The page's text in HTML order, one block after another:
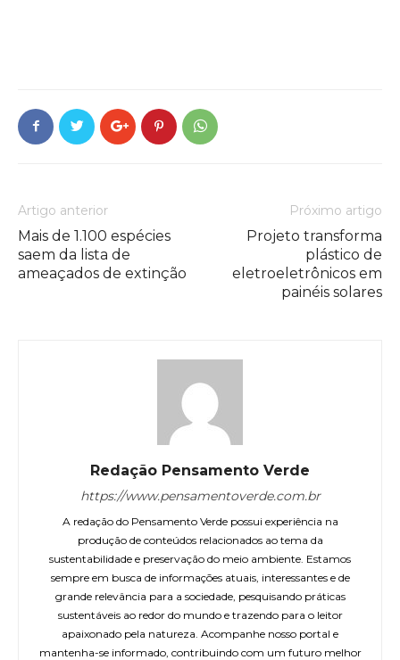
Artigo anterior
Mais de 1.100 espécies
saem da lista de
ameaçados de extinção
Próximo artigo
Projeto transforma
plástico de
eletroeletrônicos em
painéis solares
Redação Pensamento Verde
https://www.pensamentoverde.com.br
A redação do Pensamento Verde possui experiência na
produção de conteúdos relacionados ao tema da
sustentabilidade e preservação do meio ambiente. Estamos
sempre em busca de informações atuais, interessantes e de
grande relevância para a sociedade, pesquisando práticas
sustentáveis ao redor do mundo e trazendo para o leitor
apaixonado pela natureza. Acompanhe nosso portal e
mantenha-se informado, contribuindo com um futuro melhor